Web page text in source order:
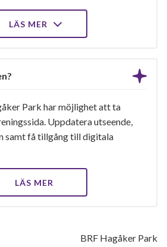
LÄS MER
Park har möjlighet att ta
Uppdatera utseende,
samt få tillgång till digitala
LÄS MER
BRF Hagåker Park